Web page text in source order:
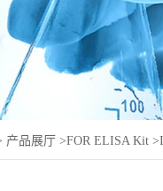
产品展厅 >FOR ELISA Kit >